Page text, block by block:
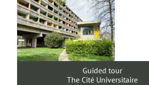
Guided tour
The Cité Universitaire